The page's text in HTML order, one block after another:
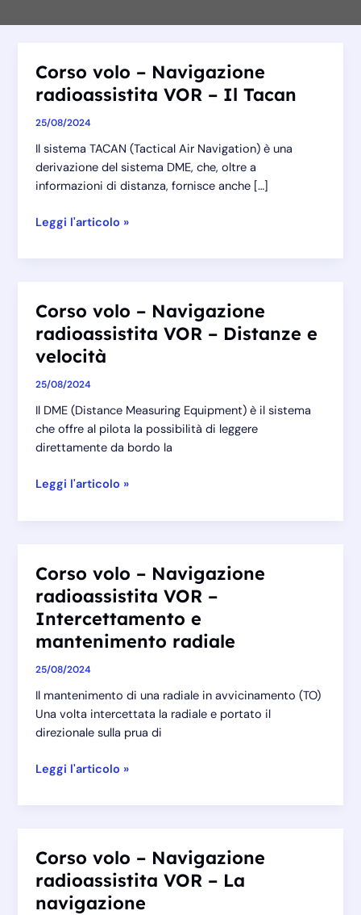
Corso volo – Navigazione
radioassistita VOR – Il Tacan
25/08/2024
Il sistema TACAN (Tactical Air Navigation) è una
derivazione del sistema DME, che, oltre a
informazioni di distanza, fornisce anche […]
Corso
VOR
–
Il
Leggi l'articolo »
Corso volo – Navigazione
radioassistita VOR – Distanze e
velocità
25/08/2024
Il DME (Distance Measuring Equipment) è il sistema
che offre al pilota la possibilità di leggere
direttamente da bordo la
Corso
VOR
–
Distanze
velocità
Leggi l'articolo »
Corso volo – Navigazione
radioassistita VOR –
Intercettamento e
mantenimento radiale
25/08/2024
Il mantenimento di una radiale in avvicinamento (TO)
Una volta intercettata la radiale e portato il
direzionale sulla prua di
Corso
VOR
–
Intercettamento
Leggi l'articolo »
Corso volo – Navigazione
radioassistita VOR – La
navigazione